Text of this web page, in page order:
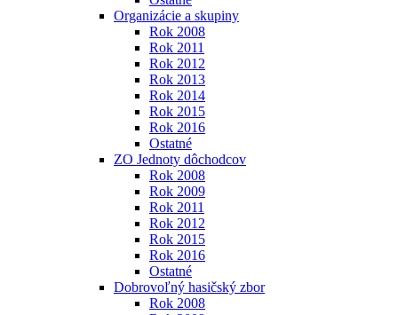
Organizácie a skupiny
Rok 2008
Rok 2011
Rok 2012
Rok 2013
Rok 2014
Rok 2015
Rok 2016
Ostatné
ZO Jednoty dôchodcov
Rok 2008
Rok 2009
Rok 2011
Rok 2012
Rok 2015
Rok 2016
Ostatné
Dobrovoľný hasičský zbor
Rok 2008